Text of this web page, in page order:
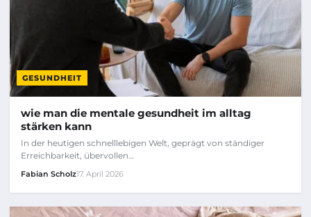
GESUNDHEIT
wie man die mentale gesundheit im alltag
stärken kann
In der heutigen schnelllebigen Welt, geprägt von ständiger
Erreichbarkeit, übervollen…
Fabian Scholz17. April 2026